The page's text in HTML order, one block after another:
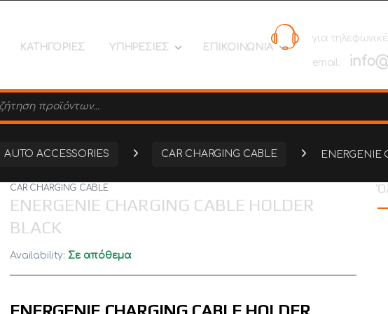
ΚΑΤΗΓΟΡΙΕΣ ΥΠΗΡΕΣΙΕΣ ΕΠΙΚΟΙΝΩΝΙΑ
για
email:
AUTO ACCESSORIES CAR CHARGING CABLE ENERGENIE
CAR CHARGING CABLE
ENERGENIE CHARGING CABLE HOLDER
BLACK
Availability: Σε απόθεμα